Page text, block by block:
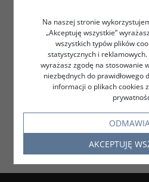
Na naszej stronie
„Akceptuję wszystkie”
wszystkich typów plików
statystycznych i reklamowych.
wyrażasz zgodę na stosowanie
niezbędnych do prawidłowego
informacji o plikach cookies
AKCEPTUJĘ